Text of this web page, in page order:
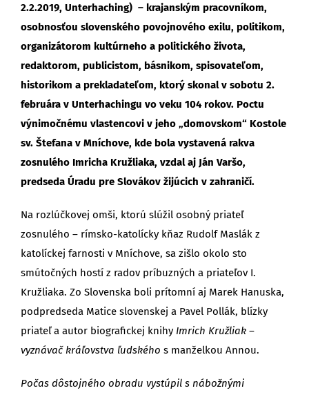
2.2.2019, Unterhaching) – krajanským pracovníkom,
osobnosťou slovenského povojnového exilu, politikom,
organizátorom kultúrneho a politického života,
redaktorom, publicistom, básnikom, spisovateľom,
historikom a prekladateľom, ktorý skonal v sobotu 2.
februára v Unterhachingu vo veku 104 rokov. Poctu
výnimočnému vlastencovi v jeho „domovskom“ Kostole
sv. Štefana v Mníchove, kde bola vystavená rakva
zosnulého Imricha Kružliaka, vzdal aj Ján Varšo,
predseda Úradu pre Slovákov žijúcich v zahraničí.
Na rozlúčkovej omši, ktorú slúžil osobný priateľ
zosnulého – rímsko-katolícky kňaz Rudolf Maslák z
katolíckej farnosti v Mníchove, sa zišlo okolo sto
smútočných hostí z radov príbuzných a priateľov I.
Kružliaka. Zo Slovenska boli prítomní aj Marek Hanuska,
podpredseda Matice slovenskej a Pavel Pollák, blízky
priateľ a autor biografickej knihy Imrich Kružliak –
vyznávač kráľovstva ľudského s manželkou Annou.
Počas dôstojného obradu vystúpil s nábožnými